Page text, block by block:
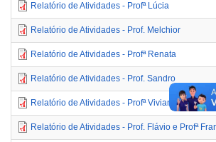
Relatório de Atividades - Profª Lúcia
Relatório de Atividades - Prof. Melchior
Relatório de Atividades - Profª Renata
Relatório de Atividades - Prof. Sandro
Relatório de Atividades - Profª Viviane
Relatório de Atividades - Prof. Flávio e Profª